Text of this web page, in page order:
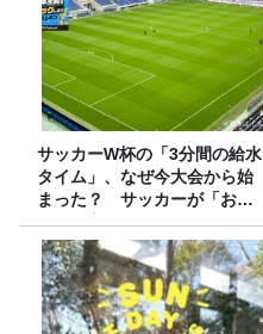
サッカーW杯の「3分間の給水
タイム」、なぜ今大会から始
まった？ サッカーが「お
金」に変わる仕組み